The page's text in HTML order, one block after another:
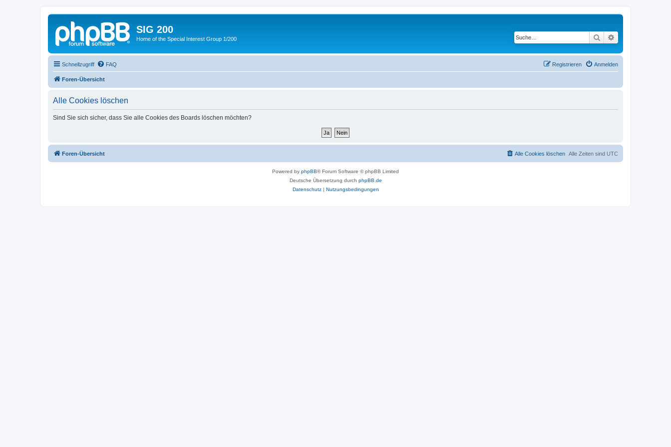
SIG 200
Home of the Special Interest Group 1/200 Suche
Schnellzugriff FAQ Anmelden
Registrieren
Foren-Übersicht
Alle Cookies löschen
Sind Sie sich sicher, dass Sie alle Cookies des Boards löschen möchten?
Foren-Übersicht Alle Zeiten sind UTC
Alle Cookies löschen
Powered by phpBB® Forum Software © phpBB Limited
Deutsche Übersetzung durch phpBB.de
Datenschutz| Nutzungsbedingungen